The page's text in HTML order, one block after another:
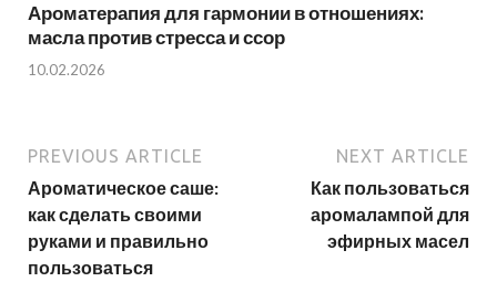
Ароматерапия для гармонии в отношениях:
масла против стресса и ссор
10.02.2026
PREVIOUS ARTICLE
Ароматическое саше:
как сделать своими
руками и правильно
пользоваться
NEXT ARTICLE
Как пользоваться
аромалампой для
эфирных масел